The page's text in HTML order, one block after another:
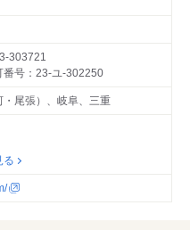
303721
番号：23-ユ-302250
尾張）、岐阜、三重
る